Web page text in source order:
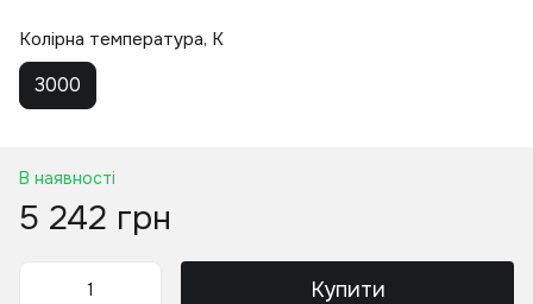
Колірна температура, K
3000
В наявності
5 242 грн
Купити